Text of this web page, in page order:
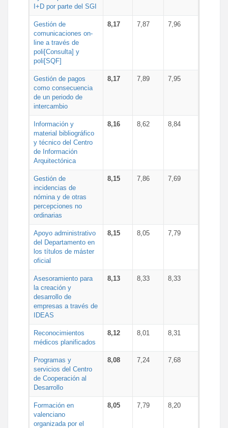
I+D por parte del SGI
Gestión de
comunicaciones on-
line a través de
poli[Consulta] y
poli[SQF]
8,17 7,87 7,96
Gestión de pagos
como consecuencia
de un periodo de
intercambio
8,17 7,89 7,95
Información y
material bibliográfico
y técnico del Centro
de Información
Arquitectónica
8,16 8,62 8,84
Gestión de
incidencias de
nómina y de otras
percepciones no
ordinarias
8,15 7,86 7,69
Apoyo administrativo
del Departamento en
los títulos de máster
oficial
8,15 8,05 7,79
Asesoramiento para
la creación y
desarrollo de
empresas a través de
IDEAS
8,13 8,33 8,33
Reconocimientos
médicos planificados
8,12 8,01 8,31
Programas y
servicios del Centro
de Cooperación al
Desarrollo
8,08 7,24 7,68
Formación en
valenciano
organizada por el
8,05 7,79 8,20